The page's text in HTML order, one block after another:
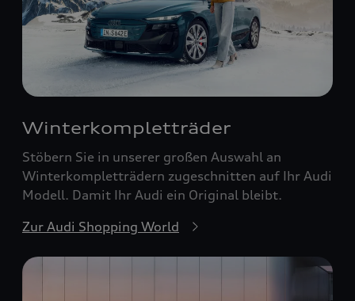
Winterkompletträder
Stöbern Sie in unserer großen Auswahl an
Winterkompletträdern zugeschnitten auf Ihr Audi
Modell. Damit Ihr Audi ein Original bleibt.
Zur Audi Shopping World